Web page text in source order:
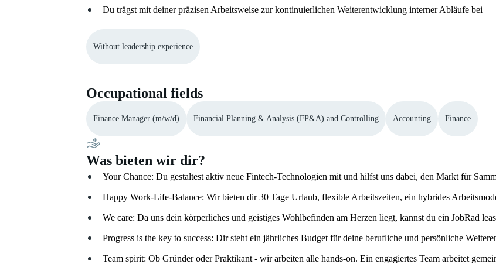
Du trägst mit deiner präzisen Arbeitsweise zur kontinuierlichen Weiterentwicklung interner Abläufe bei
Without leadership experience
Occupational fields
Finance Manager (m/w/d) Financial Planning & Analysis (FP&A) and Controlling Accounting Finance
Was bieten wir dir?
Your Chance: Du gestaltest aktiv neue Fintech-Technologien mit und hilfst uns dabei, den Markt für
Happy Work-Life-Balance: Wir bieten dir 30 Tage Urlaub, flexible Arbeitszeiten, ein hybrides
We care: Da uns dein körperliches und geistiges Wohlbefinden am Herzen liegt, kannst du ein JobRad
Progress is the key to success: Dir steht ein jährliches Budget für deine berufliche und persönliche
Team spirit: Ob Gründer oder Praktikant - wir arbeiten alle hands-on. Ein engagiertes Team arbeitet